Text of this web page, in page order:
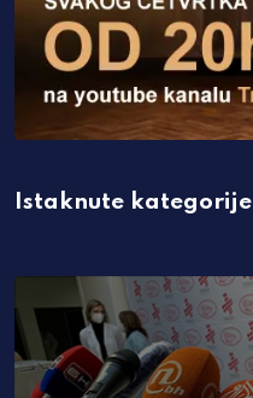
Istaknute kategorije